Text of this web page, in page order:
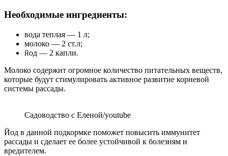
Необходимые ингредиенты:
вода теплая — 1 л;
молоко — 2 ст.л;
йод — 2 капли.
Молоко содержит огромное количество питательных веществ,
которые будут стимулировать активное развитие корневой
системы рассады.
Садоводство с Еленой/youtube
Йод в данной подкормке поможет повысить иммунитет
рассады и сделает ее более устойчивой к болезням и
вредителем.